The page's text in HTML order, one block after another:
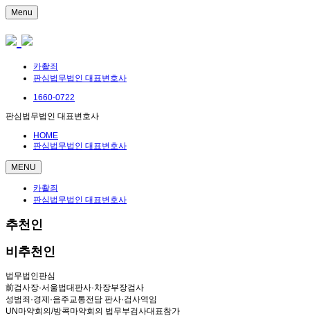
Menu
카촬죄
판심법무법인 대표변호사
1660-0722
판심법무법인 대표변호사
HOME
판심법무법인 대표변호사
MENU
카촬죄
판심법무법인 대표변호사
추천인
비추천인
법무법인판심
前검사장·서울법대판사·차장부장검사
성범죄·경제·음주교통전담 판사·검사역임
UN마약회의/방콕마약회의 법무부검사대표참가